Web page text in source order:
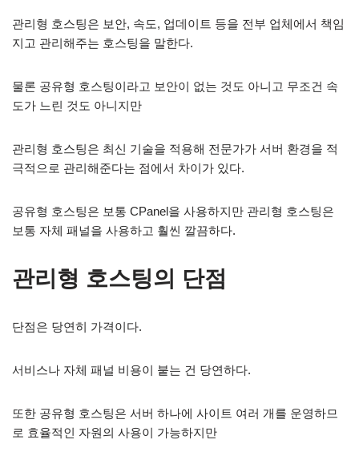
관리형 호스팅은 보안, 속도, 업데이트 등을 전부 업체에서 책임
지고 관리해주는 호스팅을 말한다.
물론 공유형 호스팅이라고 보안이 없는 것도 아니고 무조건 속
도가 느린 것도 아니지만
관리형 호스팅은 최신 기술을 적용해 전문가가 서버 환경을 적
극적으로 관리해준다는 점에서 차이가 있다.
공유형 호스팅은 보통 CPanel을 사용하지만 관리형 호스팅은
보통 자체 패널을 사용하고 훨씬 깔끔하다.
관리형 호스팅의 단점
단점은 당연히 가격이다.
서비스나 자체 패널 비용이 붙는 건 당연하다.
또한 공유형 호스팅은 서버 하나에 사이트 여러 개를 운영하므
로 효율적인 자원의 사용이 가능하지만